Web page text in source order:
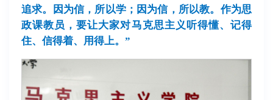
追求。因为信，所以学；因为信，所以教。作为思
政课教员，要让大家对马克思主义听得懂、记得
住、信得着、用得上。”